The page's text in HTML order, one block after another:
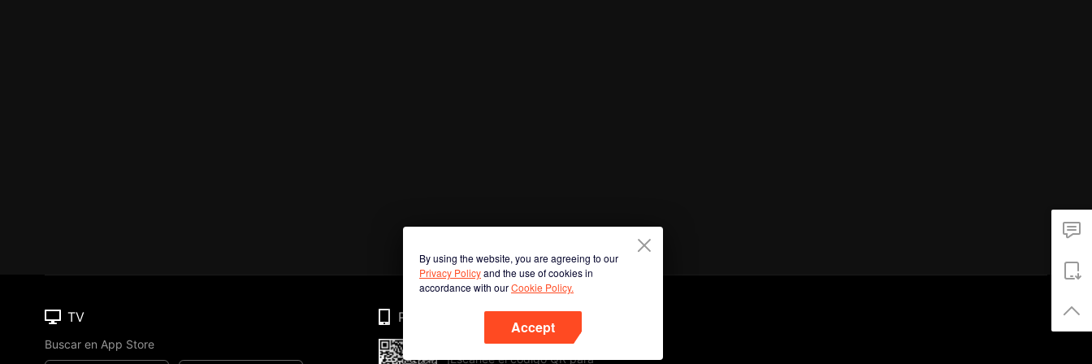
By using the website, you are agreeing to our
Privacy Policyand the use of cookies in
accordance with ourCookie Policy.
Accept
TV
Buscar en App Store
Phone
¡Escanee el código QR para